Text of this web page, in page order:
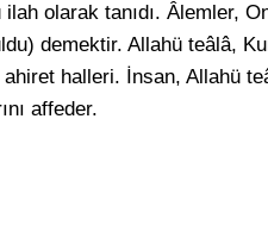
olarak tanıdı. Âlemler,
demektir. Allahü teâlâ,
halleri. İnsan, Allahü
affeder.